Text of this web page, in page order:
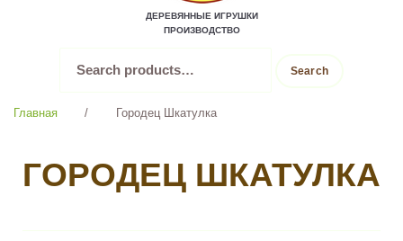
ДЕРЕВЯННЫЕ ИГРУШКИ
ПРОИЗВОДСТВО
for:
Search
Главная / Городец Шкатулка
ГОРОДЕЦ ШКАТУЛКА